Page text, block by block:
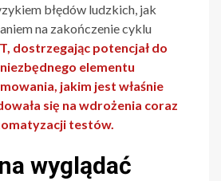
błędów ludzkich, jak
na zakończenie cyklu
dostrzegając potencjał do
elementu
jakim jest właśnie
się na wdrożenia coraz
testów.
wyglądać